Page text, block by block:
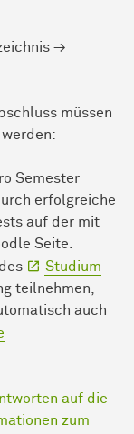
→
müssen
Semester
erfolgreiche
auf der mit
Seite.
Studium
teilnehmen,
auch
auf die
zum